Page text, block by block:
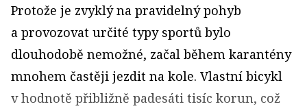
Protože je zvyklý na pravidelný pohyb
a provozovat určité typy sportů bylo
dlouhodobě nemožné, začal během karantény
mnohem častěji jezdit na kole. Vlastní bicykl
v hodnotě přibližně padesáti tisíc korun, což